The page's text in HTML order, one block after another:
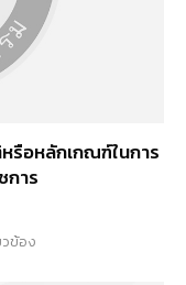
รือหลักเกณฑ์ในการ
การ
ข้อง